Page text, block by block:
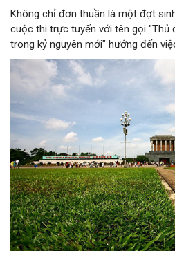
Không chỉ đơn thuần là một đợt
cuộc thi trực tuyến với tên gọi "Thủ
trong kỷ nguyên mới" hướng đến
chiến lược trong Nghị quyết số 02-
thành niềm tin, thành nhận thức